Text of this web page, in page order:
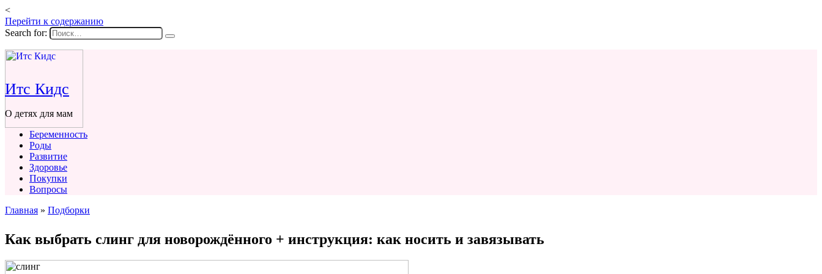
<
Перейти к содержанию
Search for:
Итс Кидс
О детях для мам
Беременность
Роды
Развитие
Здоровье
Покупки
Вопросы
Главная » Подборки
Как выбрать слинг для новорождённого + инструкция: как носить и завязывать